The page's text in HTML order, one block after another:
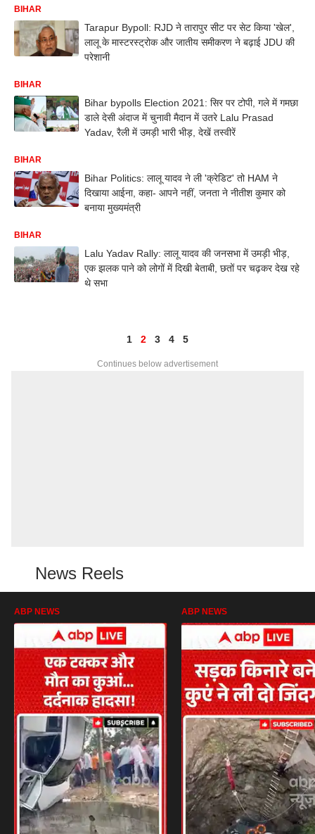
BIHAR
Tarapur Bypoll: RJD ने तारापुर सीट पर सेट किया 'खेल',
लालू के मास्टरस्ट्रोक और जातीय समीकरण ने बढ़ाई JDU की
परेशानी
BIHAR
Bihar bypolls Election 2021: सिर पर टोपी, गले में गमछा
डाले देसी अंदाज में चुनावी मैदान में उतरे Lalu Prasad
Yadav, रैली में उमड़ी भारी भीड़, देखें तस्वीरें
BIHAR
Bihar Politics: लालू यादव ने ली 'क्रेडिट' तो HAM ने
दिखाया आईना, कहा- आपने नहीं, जनता ने नीतीश कुमार को
बनाया मुख्यमंत्री
BIHAR
Lalu Yadav Rally: लालू यादव की जनसभा में उमड़ी भीड़,
एक झलक पाने को लोगों में दिखी बेताबी, छतों पर चढ़कर देख रहे
थे सभा
1 2 3 4 5
Continues below advertisement
News Reels
ABP NEWS ABP NEWS